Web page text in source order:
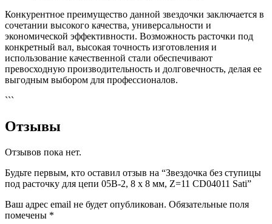
Конкурентное преимущество данной звездочки заключается в
сочетании высокого качества, универсальности и
экономической эффективности. Возможность расточки под
конкретный вал, высокая точность изготовления и
использование качественной стали обеспечивают
превосходную производительность и долговечность, делая ее
выгодным выбором для профессионалов.
```
Отзывы
Отзывов пока нет.
Будьте первым, кто оставил отзыв на “Звездочка без ступицы
под расточку для цепи 05B-2, 8 x 8 мм, Z=11 CD04011 Sati”
Ваш адрес email не будет опубликован. Обязательные поля
помечены *